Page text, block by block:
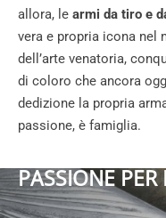
allora, le armi da tiro e
vera e propria icona nel
dell’arte venatoria,
di coloro che ancora
dedizione la propria
passione, è famiglia.
PASSIONE